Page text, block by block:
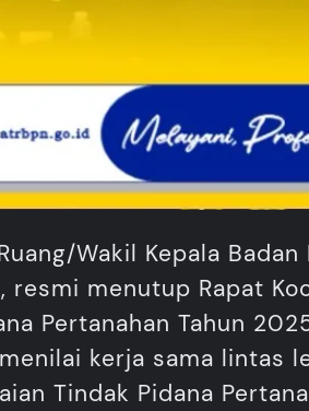
Wakil Kepala Badan
resmi menutup Rapat
Pertanahan Tahun
kerja sama lintas
Tindak Pidana